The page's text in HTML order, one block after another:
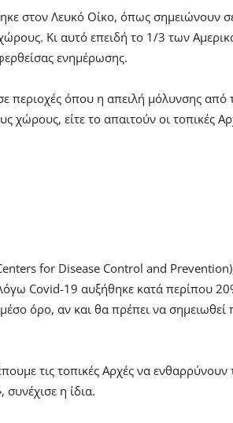
στον Λευκό Οίκο, όπως σημειώνουν
Κι αυτό επειδή το 1/3 των
ενημέρωσης.
περιοχές όπου η απειλή μόλυνσης από
είτε το απαιτούν οι τοπικές
for Disease Control and Prevention),
Covid-19 αυξήθηκε κατά περίπου
όρο, αν και θα πρέπει να
τις τοπικές Αρχές να ενθαρρύνουν
η ίδια.